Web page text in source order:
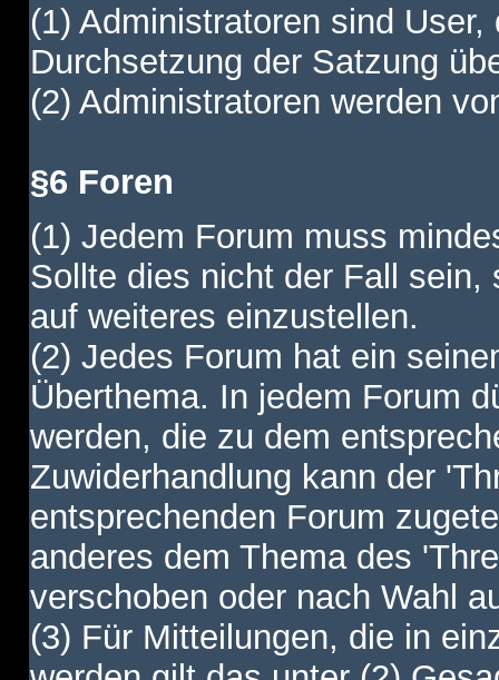
(1) Administratoren sind
Durchsetzung der Satzung
(2) Administratoren werden
§6 Foren
(1) Jedem Forum muss
Sollte dies nicht der Fall
auf weiteres einzustellen.
(2) Jedes Forum hat ein
Überthema. In jedem Forum
werden, die zu dem
Zuwiderhandlung kann der
entsprechenden Forum
anderes dem Thema des
verschoben oder nach Wahl
(3) Für Mitteilungen, die in